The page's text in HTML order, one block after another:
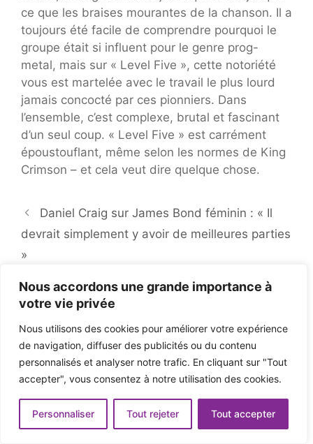
Nous accordons une grande importance à
votre vie privée
Nous utilisons des cookies pour améliorer votre expérience
de navigation, diffuser des publicités ou du contenu
personnalisés et analyser notre trafic. En cliquant sur "Tout
accepter", vous consentez à notre utilisation des cookies.
Personnaliser Tout rejeter Tout accepter
ce que les braises mourantes de la chanson. Il a
toujours été facile de comprendre pourquoi le
groupe était si influent pour le genre prog-
metal, mais sur « Level Five », cette notoriété
vous est martelée avec le travail le plus lourd
jamais concocté par ces pionniers. Dans
l’ensemble, c’est complexe, brutal et fascinant
d’un seul coup. « Level Five » est carrément
époustouflant, même selon les normes de King
Crimson – et cela veut dire quelque chose.
Daniel Craig sur James Bond féminin : « Il
devrait simplement y avoir de meilleures parties
»
tournée en tête d’affiche en 2022